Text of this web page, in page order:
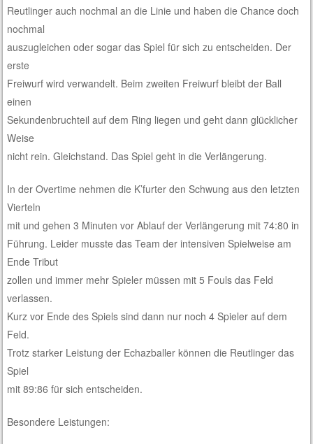
Reutlinger auch nochmal an die Linie und haben die Chance doch
nochmal
auszugleichen oder sogar das Spiel für sich zu entscheiden. Der
erste
Freiwurf wird verwandelt. Beim zweiten Freiwurf bleibt der Ball
einen
Sekundenbruchteil auf dem Ring liegen und geht dann glücklicher
Weise
nicht rein. Gleichstand. Das Spiel geht in die Verlängerung.
In der Overtime nehmen die K’furter den Schwung aus den letzten
Vierteln
mit und gehen 3 Minuten vor Ablauf der Verlängerung mit 74:80 in
Führung. Leider musste das Team der intensiven Spielweise am
Ende Tribut
zollen und immer mehr Spieler müssen mit 5 Fouls das Feld
verlassen.
Kurz vor Ende des Spiels sind dann nur noch 4 Spieler auf dem
Feld.
Trotz starker Leistung der Echazballer können die Reutlinger das
Spiel
mit 89:86 für sich entscheiden.
Besondere Leistungen: